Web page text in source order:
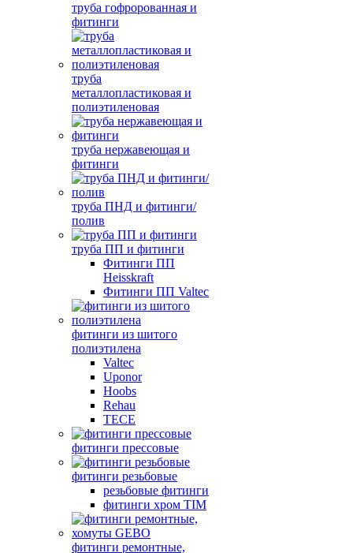
труба гофророванная и
фитинги
труба
металлопластиковая и
полиэтиленовая
труба нержавеющая и
фитинги
труба ПНД и фитинги/
полив
труба ПП и фитинги
Фитинги ПП
Heisskraft
Фитинги ПП Valtec
фитинги из шитого
полиэтилена
Valtec
Uponor
Hoobs
Rehau
TECE
фитинги прессовые
фитинги резьбовые
резьбовые фитинги
фитинги хром TIM
фитинги ремонтные,